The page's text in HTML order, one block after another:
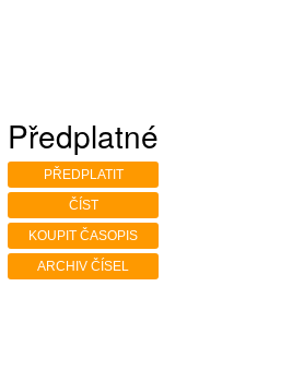
Předplatné
PŘEDPLATIT
ČÍST
KOUPIT ČASOPIS
ARCHIV ČÍSEL